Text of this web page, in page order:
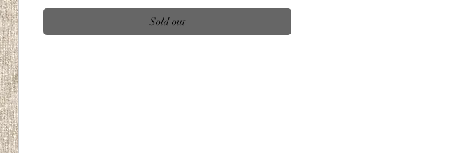
Sold out